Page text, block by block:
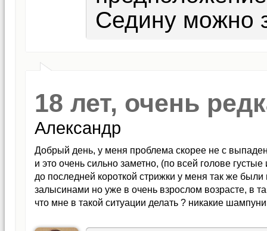
Седину можно
18 лет, очень
Александр
Добрый день, у меня проблема скорее не с
и это очень сильно заметно, (по всей голове
до последней короткой стрижки у меня так же
залысинами но уже в очень взрослом возрасте, в
что мне в такой ситуации делать ? никакие